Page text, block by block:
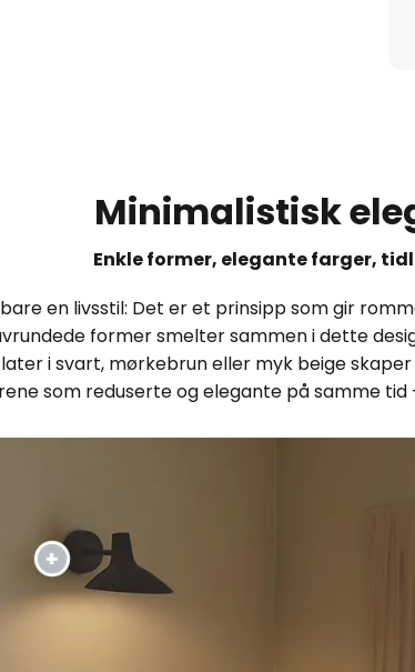
Minimalistisk
Enkle former, elegante farger,
en livsstil: Det er et prinsipp som gir
former smelter sammen i dette
i svart, mørkebrun eller myk beige
som reduserte og elegante på samme